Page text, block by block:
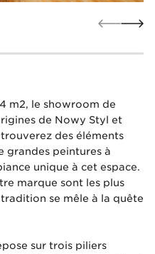
m2, le showroom de
de Nowy Styl et
des éléments
grandes peintures à
unique à cet espace.
marque sont les plus
se mêle à la quête
sur trois piliers